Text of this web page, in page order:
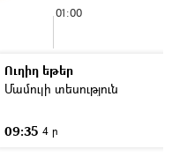
01:00
Ուղիղ եթեր
Մամուլի տեսություն
09:35 4 ր